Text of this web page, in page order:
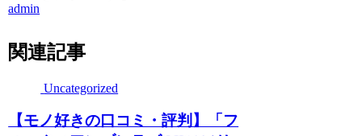
admin
関連記事
Uncategorized
【モノ好きの口コミ・評判】「フ